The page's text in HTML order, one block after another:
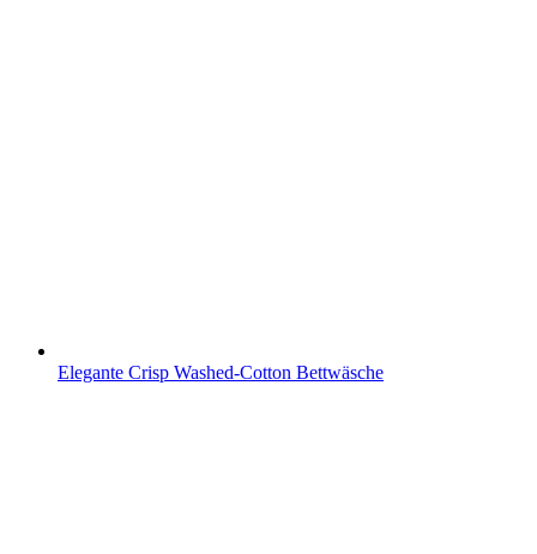
Elegante Crisp Washed-Cotton Bettwäsche